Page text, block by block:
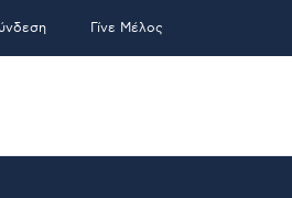
Γίνε Μέλος